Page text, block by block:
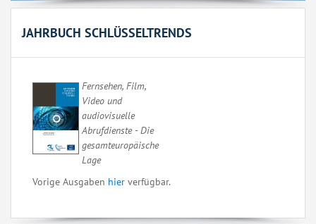
JAHRBUCH SCHLÜSSELTRENDS
Fernsehen, Film,
Video und
audiovisuelle
Abrufdienste - Die
gesamteuropäische
Lage
Vorige Ausgaben hier verfügbar.